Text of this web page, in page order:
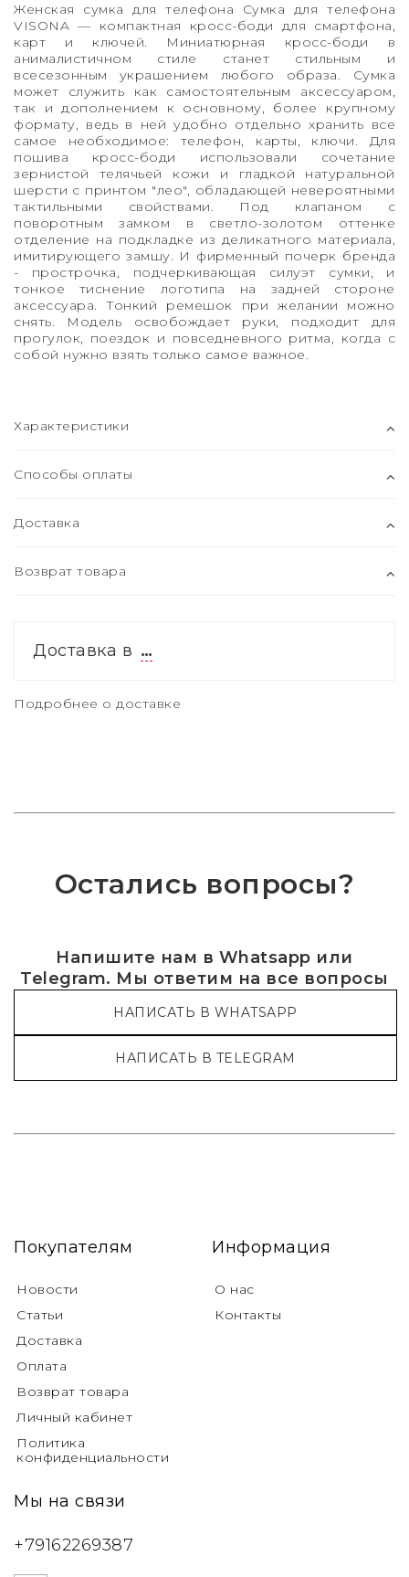
Женская сумка для телефона Сумка для телефона
VISONA — компактная кросс-боди для смартфона,
карт и ключей. Миниатюрная кросс-боди в
анималистичном стиле станет стильным и
всесезонным украшением любого образа. Сумка
может служить как самостоятельным аксессуаром,
так и дополнением к основному, более крупному
формату, ведь в ней удобно отдельно хранить все
самое необходимое: телефон, карты, ключи. Для
пошива кросс-боди использовали сочетание
зернистой телячьей кожи и гладкой натуральной
шерсти с принтом "лео", обладающей невероятными
тактильными свойствами. Под клапаном с
поворотным замком в светло-золотом оттенке
отделение на подкладке из деликатного материала,
имитирующего замшу. И фирменный почерк бренда
- прострочка, подчеркивающая силуэт сумки, и
тонкое тиснение логотипа на задней стороне
аксессуара. Тонкий ремешок при желании можно
снять. Модель освобождает руки, подходит для
прогулок, поездок и повседневного ритма, когда с
собой нужно взять только самое важное.
Характеристики
Способы оплаты
Доставка
Возврат товара
Доставка в …
Подробнее о доставке
Остались вопросы?
Напишите нам в Whatsapp или
Telegram. Мы ответим на все вопросы
НАПИСАТЬ В WHATSAPP
НАПИСАТЬ В TELEGRAM
Покупателям
Новости
Статьи
Доставка
Оплата
Возврат товара
Личный кабинет
Политика
конфиденциальности
Информация
О нас
Контакты
Мы на связи
+79162269387